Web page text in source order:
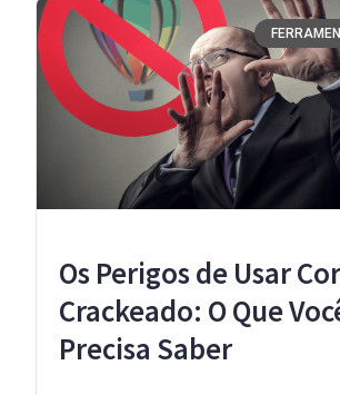
Os Perigos de Usar
Crackeado: O Que
Precisa Saber